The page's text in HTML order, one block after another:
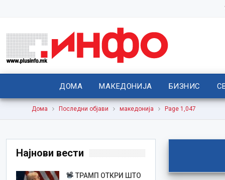
ДОМА МАКЕДОНИЈА БИЗНИС
Дома Последни објави македонија Page 1,047
Најнови вести
ТРАМП ОТКРИ ШТО